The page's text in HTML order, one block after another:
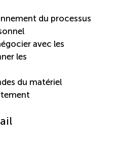
diversifiés
en ligne
du processus
avec les
les
du matériel